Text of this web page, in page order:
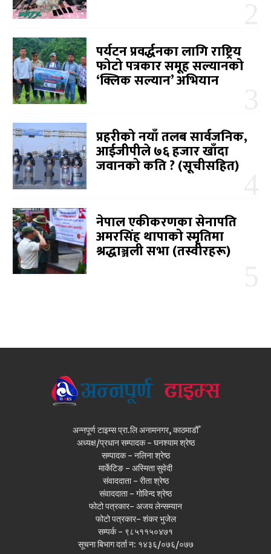
पर्यटन प्रवर्द्धनका लागि राष्ट्रिय
फोटो पत्रकार समूह सल्यानको
‘क्लिक सल्यान’ अभियान
प्रहरीको नयाँ तलब सार्वजनिक,
आईजीपीले ७६ हजार खाँदा
जवानको कति ? (सूचीसहित)
नेपाल एकीकरणका सेनापति
अमरसिंह थापाको स्मृतिमा
श्रद्धाञ्जली सभा (तस्वीरहरू)
अन्नपूर्ण टाइम्स प्रा.लि अनामनगर, काठमाडौँ
अध्यक्ष/प्रधान सम्पादक - घनश्याम श्रेष्ठ
सम्पादक - नलिना श्रेष्ठ
मार्केटिङ - अस्मिता सुवेदी
संवाददाता - रीता श्रेष्ठ
संवाददाता - गोविन्द श्रेष्ठ
फोटो पत्रकार- अजय लेन्सम्यान
फोटो पत्रकार- शंकर भुजेल
सम्पर्क - ९८५११५०४७१
सूचना बिभाग दर्ता न: १४३६/०७६/०७७